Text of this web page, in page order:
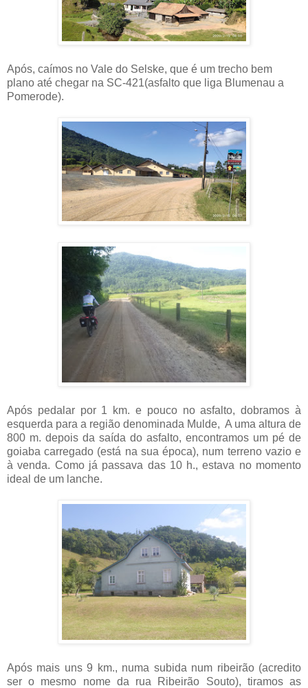
Após, caímos no Vale do Selske, que é um trecho bem
plano até chegar na SC-421(asfalto que liga Blumenau a
Pomerode).
Após pedalar por 1 km. e pouco no asfalto, dobramos à
esquerda para a região denominada Mulde, A uma altura de
800 m. depois da saída do asfalto, encontramos um pé de
goiaba carregado (está na sua época), num terreno vazio e
à venda. Como já passava das 10 h., estava no momento
ideal de um lanche.
Após mais uns 9 km., numa subida num ribeirão (acredito
ser o mesmo nome da rua Ribeirão Souto), tiramos as